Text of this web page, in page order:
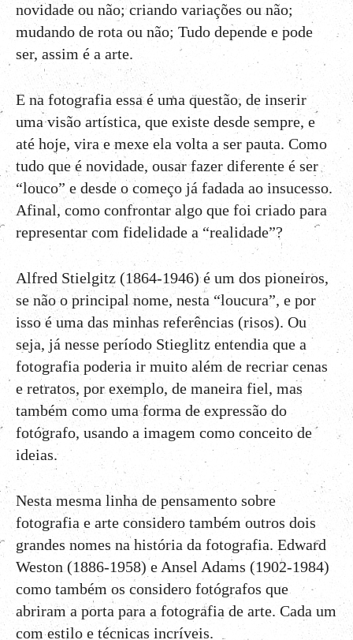
novidade ou não; criando variações ou não;
mudando de rota ou não; Tudo depende e pode
ser, assim é a arte.
E na fotografia essa é uma questão, de inserir
uma visão artística, que existe desde sempre, e
até hoje, vira e mexe ela volta a ser pauta. Como
tudo que é novidade, ousar fazer diferente é ser
“louco” e desde o começo já fadada ao insucesso.
Afinal, como confrontar algo que foi criado para
representar com fidelidade a “realidade”?
Alfred Stielgitz (1864-1946) é um dos pioneiros,
se não o principal nome, nesta “loucura”, e por
isso é uma das minhas referências (risos). Ou
seja, já nesse período Stieglitz entendia que a
fotografia poderia ir muito além de recriar cenas
e retratos, por exemplo, de maneira fiel, mas
também como uma forma de expressão do
fotógrafo, usando a imagem como conceito de
ideias.
Nesta mesma linha de pensamento sobre
fotografia e arte considero também outros dois
grandes nomes na história da fotografia. Edward
Weston (1886-1958) e Ansel Adams (1902-1984)
como também os considero fotógrafos que
abriram a porta para a fotografia de arte. Cada um
com estilo e técnicas incríveis.